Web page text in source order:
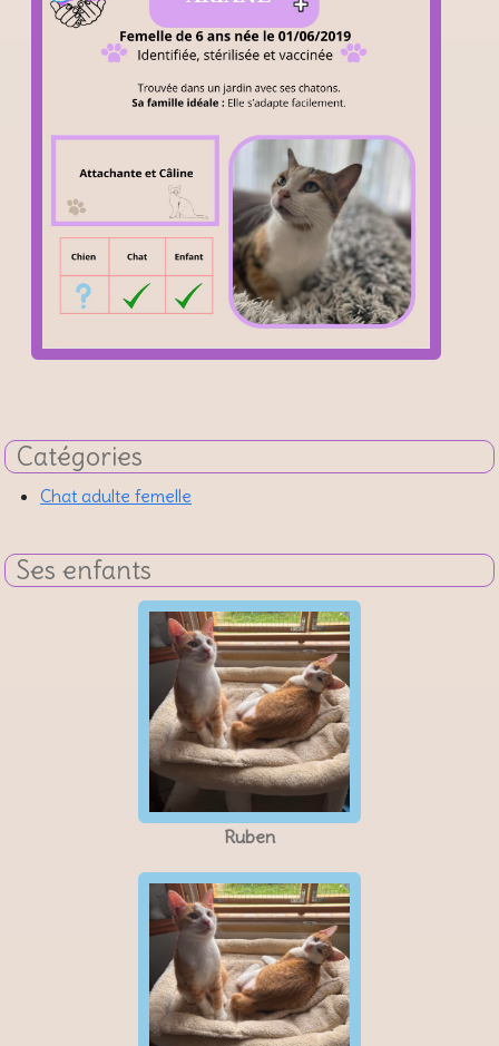
Catégories
Chat adulte femelle
Ses enfants
Ruben